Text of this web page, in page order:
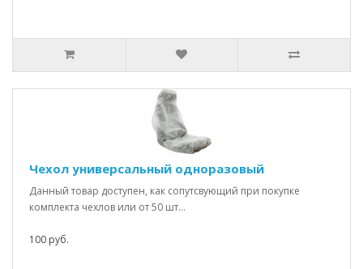
Чехол универсальный одноразовый
Данный товар доступен, как сопутсвующий при покупке
комплекта чехлов или от 50 шт...
100 руб.